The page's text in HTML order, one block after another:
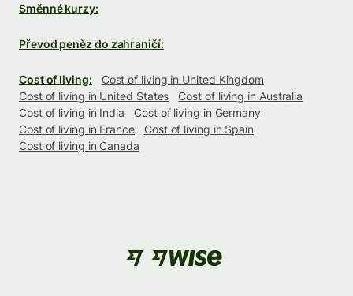
Směnné kurzy:
Převod peněz do zahraničí:
Cost of living:
Cost of living in United Kingdom
Cost of living in United States
Cost of living in Australia
Cost of living in India
Cost of living in Germany
Cost of living in France
Cost of living in Spain
Cost of living in Canada